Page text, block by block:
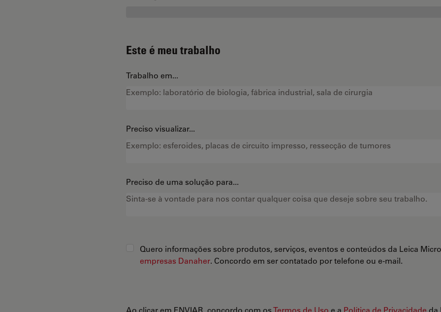
Este é meu trabalho
Trabalho em...
Preciso visualizar...
Preciso de uma solução para...
Quero informações sobre produtos, serviços, eventos e conteúdos da Leica
empresas Danaher. Concordo em ser contatado por telefone ou e-mail.
Ao clicar em ENVIAR, concordo com osTermos de Uso e a Política de Privacidade da